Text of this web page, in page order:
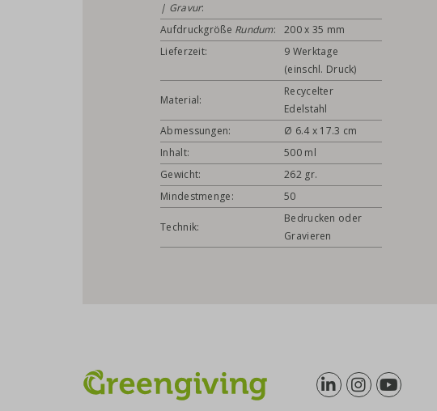
| Gravur:
Aufdruckgröße Rundum:
200 x 35 mm
Lieferzeit:
9 Werktage
(einschl. Druck)
Material:
Recycelter
Edelstahl
Abmessungen:
Ø 6.4 x 17.3 cm
Inhalt:
500 ml
Gewicht:
262 gr.
Mindestmenge:
50
Technik:
Bedrucken oder
Gravieren